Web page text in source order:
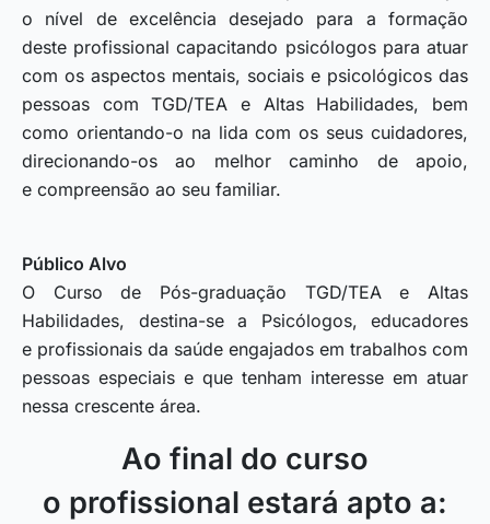
o nível de excelência desejado para a formação
deste profissional capacitando psicólogos para atuar
com os aspectos mentais, sociais e psicológicos das
pessoas com TGD/TEA e Altas Habilidades, bem
como orientando-o na lida com os seus cuidadores,
direcionando-os ao melhor caminho de apoio,
e compreensão ao seu familiar.
Público Alvo
O Curso de Pós-graduação TGD/TEA e Altas
Habilidades, destina-se a Psicólogos, educadores
e profissionais da saúde engajados em trabalhos com
pessoas especiais e que tenham interesse em atuar
nessa crescente área.
Ao final do curso
o profissional estará apto a: